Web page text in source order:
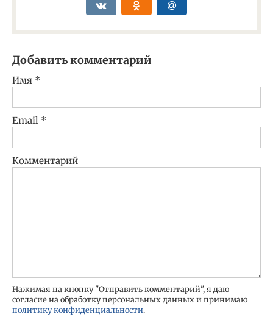
Добавить комментарий
Имя *
Email *
Комментарий
Нажимая на кнопку "Отправить комментарий", я даю
согласие на обработку персональных данных и принимаю
политику конфиденциальности.